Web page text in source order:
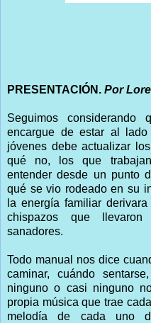
PRESENTACIÓN. Por
Seguimos
encargue de estar al
jóvenes debe actualizar
qué no, los que
entender desde un punto
qué se vio rodeado en su
la energía familiar
chispazos que
sanadores.
Todo manual nos dice
caminar, cuándo
ninguno o casi ninguno
propia música que trae
melodía de cada uno